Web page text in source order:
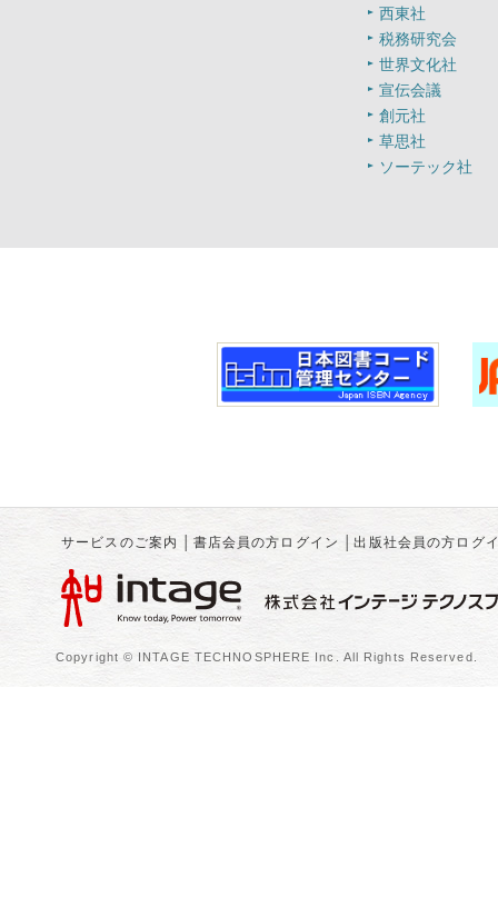
西東社
税務研究会
世界文化社
宣伝会議
創元社
草思社
ソーテック社
サービスのご案内 書店会員の方ログイン │出版社会員の方ログ
Copyright © INTAGE TECHNOSPHERE Inc. All Rights Reserved.